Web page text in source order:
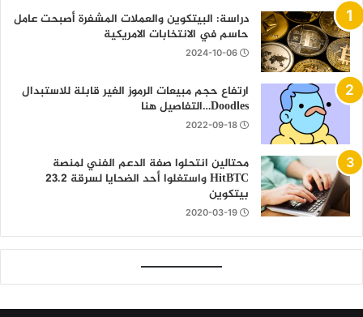
دراسة: البيتكوين والعملات المشفرة أصبحت عامل
حاسم في الانتخابات الامريكية
2024-10-06
ارتفاع حجم مبيعات الرموز الغير قابلة للاستبدال
Doodles…التفاصيل هنا
2022-09-18
محتالين انتحلوا صفة الدعم الفني لمنصة
HitBTC واستغلوا أحد الضحايا لسرقة 23.2
بيتكوين
2020-03-19